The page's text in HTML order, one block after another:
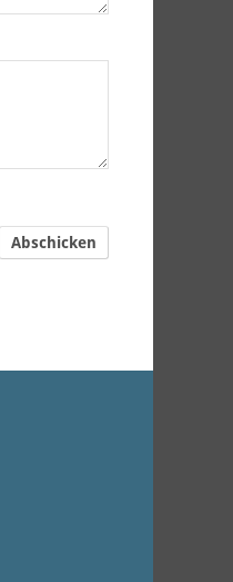
Abschicken